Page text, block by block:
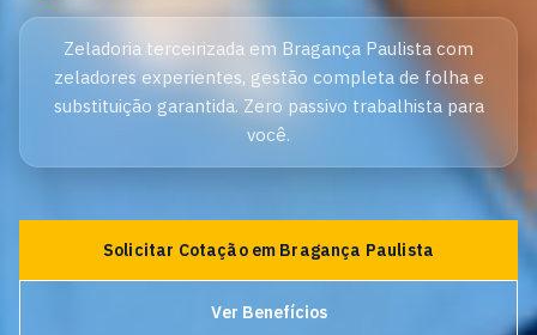
Zeladoria terceirizada em Bragança Paulista com
zeladores experientes, gestão completa de folha e
substituição garantida. Zero passivo trabalhista para
você.
Solicitar Cotação em Bragança Paulista
Ver Benefícios